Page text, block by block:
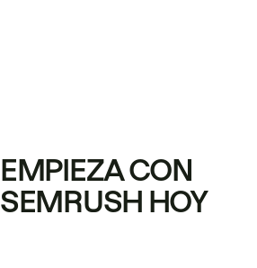
EMPIEZA CON
SEMRUSH HOY